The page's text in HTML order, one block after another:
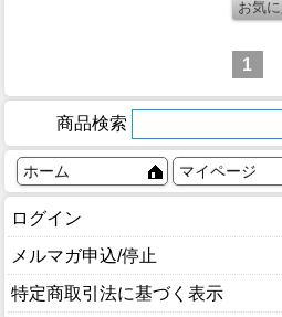
1
商品検索
ホーム マイページ
ログイン
メルマガ申込/停止
特定商取引法に基づく表示